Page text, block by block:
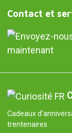
Contact et
maintenant
Cadeaux
trentenaires